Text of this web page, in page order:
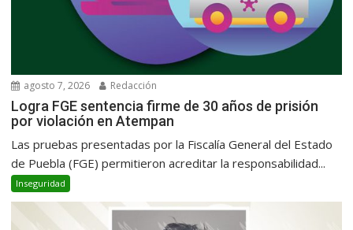
agosto 7, 2026 Redacción
Logra FGE sentencia firme de 30 años de prisión
por violación en Atempan
Las pruebas presentadas por la Fiscalía General del Estado
de Puebla (FGE) permitieron acreditar la responsabilidad...
Inseguridad